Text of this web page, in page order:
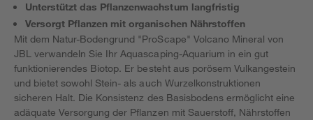
Unterstützt das Pflanzenwachstum langfristig
Versorgt Pflanzen mit organischen Nährstoffen
Mit dem Natur-Bodengrund "ProScape" Volcano Mineral von
JBL verwandeln Sie Ihr Aquascaping-Aquarium in ein gut
funktionierendes Biotop. Er besteht aus porösem Vulkangestein
und bietet sowohl Stein- als auch Wurzelkonstruktionen
sicheren Halt. Die Konsistenz des Basisbodens ermöglicht eine
adäquate Versorgung der Pflanzen mit Sauerstoff, Nährstoffen